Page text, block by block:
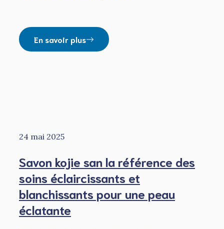
En savoir plus
24 mai 2025
Savon kojie san la référence des
soins éclaircissants et
blanchissants pour une peau
éclatante